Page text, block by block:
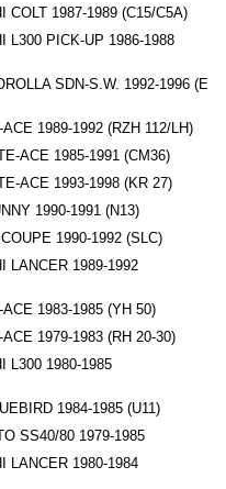
1987-1989 (C15/C5A)
L300 PICK-UP 1986-1988
SDN-S.W. 1992-1996 (E
1989-1992 (RZH 112/LH)
ACE 1985-1991 (CM36)
ACE 1993-1998 (KR 27)
1990-1991 (N13)
1990-1992 (SLC)
LANCER 1989-1992
1983-1985 (YH 50)
1979-1983 (RH 20-30)
L300 1980-1985
1984-1985 (U11)
SS40/80 1979-1985
LANCER 1980-1984